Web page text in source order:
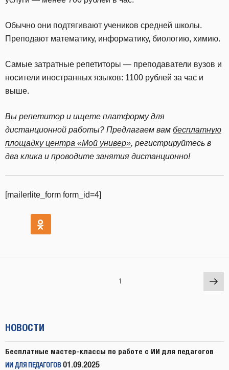
Обычно они подтягивают учеников средней школы.
Преподают математику, информатику, биологию, химию.
Самые затратные репетиторы — преподаватели вузов и
носители иностранных языков: 1100 рублей за час и
выше.
Вы репетитор и ищете платформу для
дистанционной работы? Предлагаем вам бесплатную
площадку центра «Мой универ», регистрируйтесь в
два клика и проводите занятия дистанционно!
[mailerlite_form form_id=4]
1
НОВОСТИ
Бесплатные мастер-классы по работе с ИИ для педагогов
ИИ ДЛЯ ПЕДАГОГОВ 01.09.2025